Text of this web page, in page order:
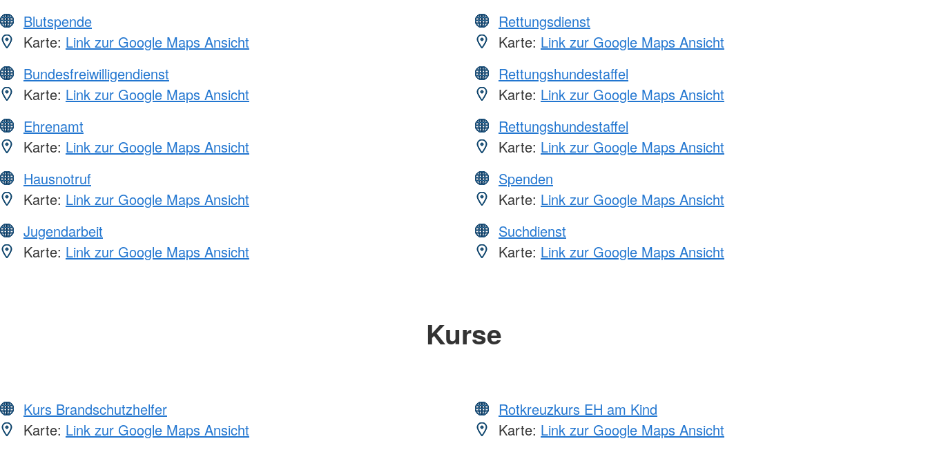
Blutspende
Karte: Link zur Google Maps Ansicht
Bundesfreiwilligendienst
Karte: Link zur Google Maps Ansicht
Ehrenamt
Karte: Link zur Google Maps Ansicht
Hausnotruf
Karte: Link zur Google Maps Ansicht
Jugendarbeit
Karte: Link zur Google Maps Ansicht
Rettungsdienst
Karte: Link zur Google Maps Ansicht
Rettungshundestaffel
Karte: Link zur Google Maps Ansicht
Rettungshundestaffel
Karte: Link zur Google Maps Ansicht
Spenden
Karte: Link zur Google Maps Ansicht
Suchdienst
Karte: Link zur Google Maps Ansicht
Kurse
Kurs Brandschutzhelfer
Karte: Link zur Google Maps Ansicht
Rotkreuzkurs EH am Kind
Karte: Link zur Google Maps Ansicht